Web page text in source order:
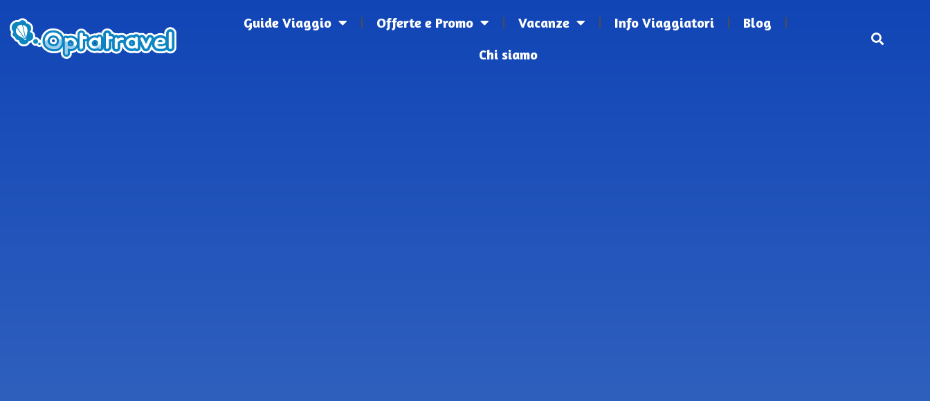
Guide Viaggio Offerte e Promo Vacanze Info Viaggiatori
Blog
Chi siamo